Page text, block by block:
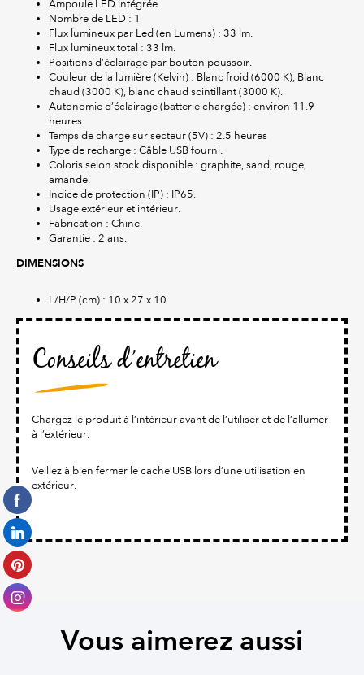
Ampoule LED intégrée.
Nombre de LED : 1
Flux lumineux par Led (en Lumens) : 33 lm.
Flux lumineux total : 33 lm.
Positions d’éclairage par bouton poussoir.
Couleur de la lumière (Kelvin) : Blanc froid (6000 K), Blanc
chaud (3000 K), blanc chaud scintillant (3000 K).
Autonomie d’éclairage (batterie chargée) : environ 11.9
heures.
Temps de charge sur secteur (5V) : 2.5 heures
Type de recharge : Câble USB fourni.
Coloris selon stock disponible : graphite, sand, rouge,
amande.
Indice de protection (IP) : IP65.
Usage extérieur et intérieur.
Fabrication : Chine.
Garantie : 2 ans.
DIMENSIONS
L/H/P (cm) : 10 x 27 x 10
Conseils d’entretien
Chargez le produit à l’intérieur avant de l’utiliser et de l’allumer
à l’extérieur.
Veillez à bien fermer le cache USB lors d’une utilisation en
extérieur.
Vous aimerez aussi